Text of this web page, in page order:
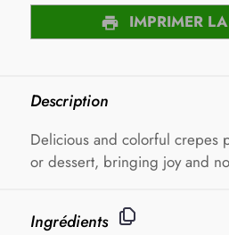
IMPRIMER
Description
Delicious and colorful crepes
or dessert, bringing joy and
Ingrédients